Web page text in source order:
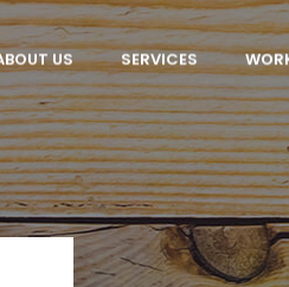
US SERVICES